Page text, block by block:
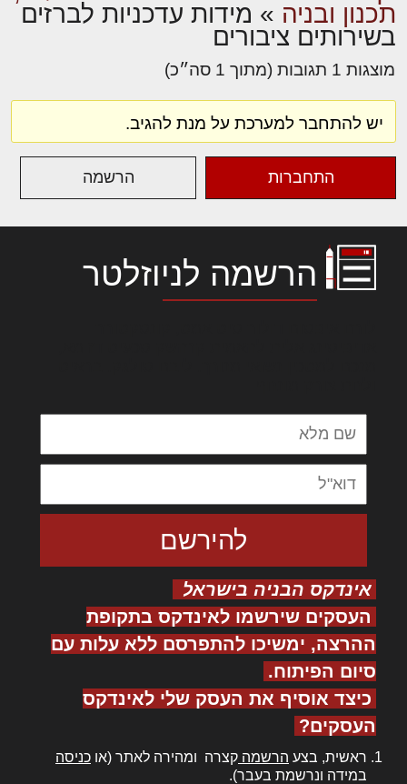
תכנון ובניה » מידות עדכניות לברזים
בשירותים ציבורים
מוצגות 1 תגובות (מתוך 1 סה״כ)
יש להתחבר למערכת על מנת להגיב.
התחברות הרשמה
הרשמה לניוזלטר
אינדקס הבניה בישראל
העסקים שירשמו לאינדקס בתקופת
ההרצה, ימשיכו להתפרסם ללא עלות עם
סיום הפיתוח.
כיצד אוסיף את העסק שלי לאינדקס
העסקים?
ראשית, בצע הרשמה קצרה ומהירה לאתר (או כניסה
במידה ונרשמת בעבר).